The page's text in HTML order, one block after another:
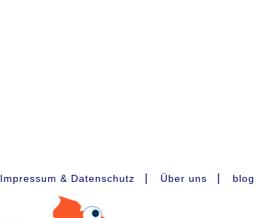
Impressum & Datenschutz Über uns blog